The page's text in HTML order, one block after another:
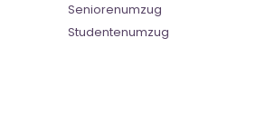
Seniorenumzug
Studentenumzug